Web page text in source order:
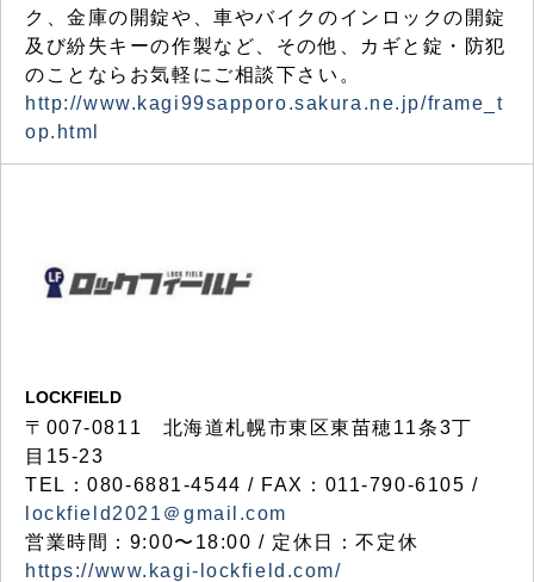
ク、金庫の開錠や、車やバイクのインロックの開錠
及び紛失キーの作製など、その他、カギと錠・防犯
のことならお気軽にご相談下さい。
http://www.kagi99sapporo.sakura.ne.jp/frame_t
op.html
LOCKFIELD
〒007-0811 北海道札幌市東区東苗穂11条3丁
目15-23
TEL：080-6881-4544 / FAX：011-790-6105 /
lockfield2021＠gmail.com
営業時間：9:00〜18:00 / 定休日：不定休
https://www.kagi-lockfield.com/